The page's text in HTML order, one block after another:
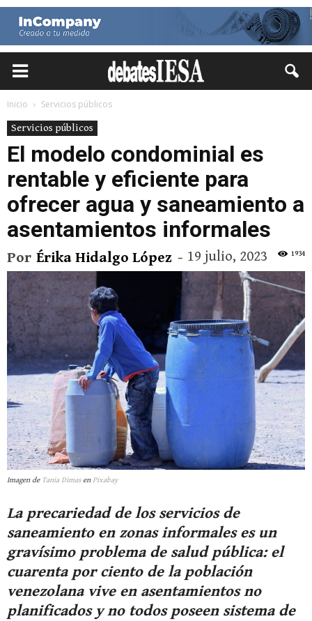
Inicio
Servicios públicos
Servicios públicos
El modelo condominial es
rentable y eficiente para
ofrecer agua y saneamiento a
asentamientos informales
Por Érika Hidalgo López - 19 julio, 2023 1934
Imagen de Tania DimasenPixabay
La precariedad de los servicios de
saneamiento en zonas informales es un
gravísimo problema de salud pública: el
cuarenta por ciento de la población
venezolana vive en asentamientos no
planificados y no todos poseen sistema de